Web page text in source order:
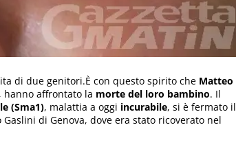
di due genitori.È con questo spirito che Matteo
, hanno affrontato la morte del loro bambino. Il
(Sma1), malattia a oggi incurabile, si è fermato il
di Genova, dove era stato ricoverato nel